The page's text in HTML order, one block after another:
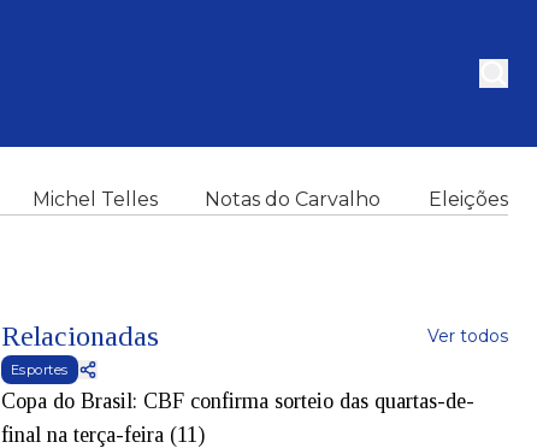
Michel Telles Notas do Carvalho Eleições
Relacionadas Ver todos
Esportes
Copa do Brasil: CBF confirma sorteio das quartas-de-
final na terça-feira (11)